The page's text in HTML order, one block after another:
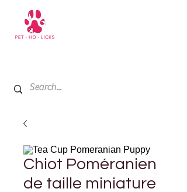
Chiot Poméranien
de taille miniature